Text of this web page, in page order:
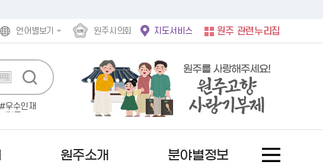
언어별보기 원주시의회 지도서비스 원주 관련누리집
우수인재
원주소개 분야별정보